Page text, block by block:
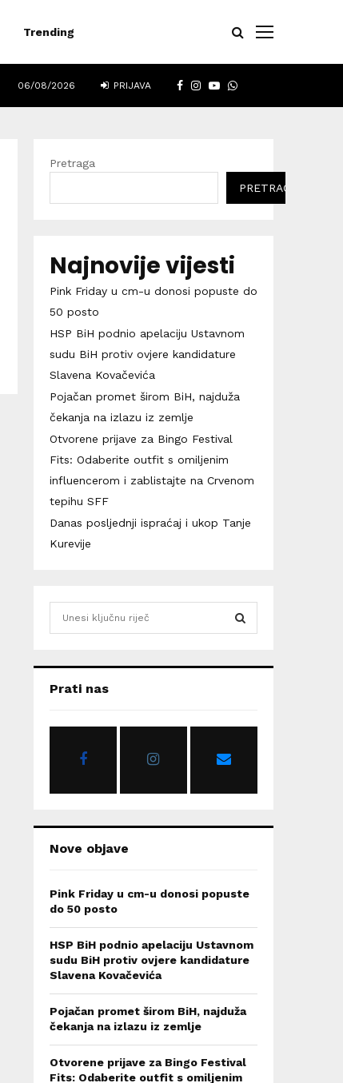
Trending
FACEBOOK
INSTAGRAM
YOUTUBE
WHATSAPP
06/08/2026 PRIJAVA
Pretraga
PRETRAGA
Najnovije vijesti
Pink Friday u cm-u donosi popuste do
50 posto
HSP BiH podnio apelaciju Ustavnom
sudu BiH protiv ovjere kandidature
Slavena Kovačevića
Pojačan promet širom BiH, najduža
čekanja na izlazu iz zemlje
Otvorene prijave za Bingo Festival
Fits: Odaberite outfit s omiljenim
influencerom i zablistajte na Crvenom
tepihu SFF
Danas posljednji ispraćaj i ukop Tanje
Kurevije
h
o
Prati nas
Nove objave
Pink Friday u cm-u donosi popuste
do 50 posto
HSP BiH podnio apelaciju Ustavnom
sudu BiH protiv ovjere kandidature
Slavena Kovačevića
Pojačan promet širom BiH, najduža
čekanja na izlazu iz zemlje
Otvorene prijave za Bingo Festival
Fits: Odaberite outfit s omiljenim